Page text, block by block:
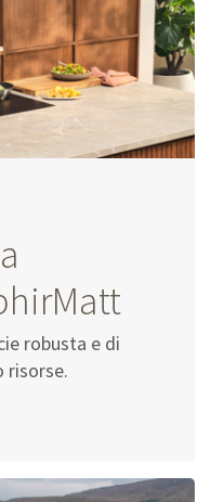
robusta e di
risorse.